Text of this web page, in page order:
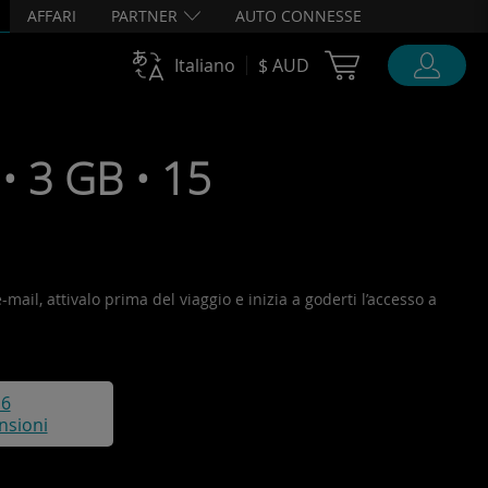
AFFARI PARTNER AUTO CONNESSE
Italiano $ AUD Cart Ubigi
3 GB • 15
attivalo prima del viaggio e inizia a goderti l’accesso a